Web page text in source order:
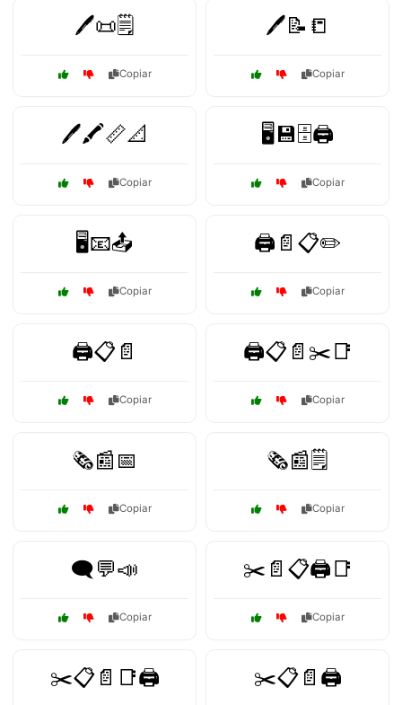
🖊️📜🗒️
Copiar
🖊️📝📒
Copiar
🖊️🖍️📏📐
Copiar
🖥️💾🗄️🖨️
Copiar
🖥️📧📤
Copiar
🖨️📄📋✏️
Copiar
🖨️📋📄
Copiar
🖨️📋📄✂️📑
Copiar
🗞️📰📅
Copiar
🗞️📰🗒️
Copiar
🗨️💬📣
Copiar
✂️📄📋🖨️📑
Copiar
✂️📋📄📑🖨️ ✂️📋📄🖨️